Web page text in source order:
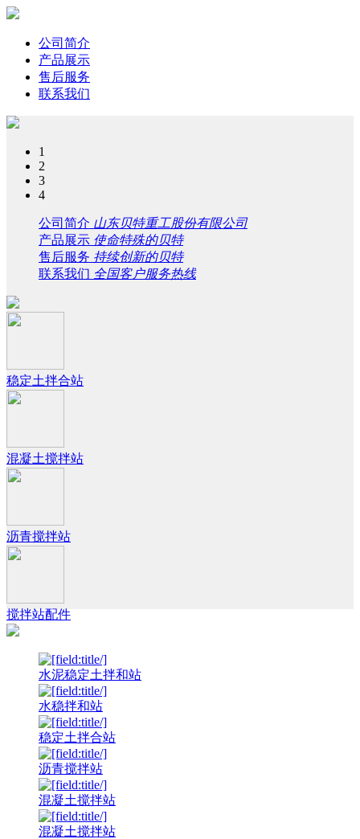
公司简介
产品展示
售后服务
联系我们
1
2
3
4
公司简介 山东贝特重工股份有限公司
产品展示 使命特殊的贝特
售后服务 持续创新的贝特
联系我们 全国客户服务热线
稳定土拌合站
混凝土搅拌站
沥青搅拌站
搅拌站配件
水泥稳定土拌和站
水稳拌和站
稳定土拌合站
沥青搅拌站
混凝土搅拌站
混凝土搅拌站